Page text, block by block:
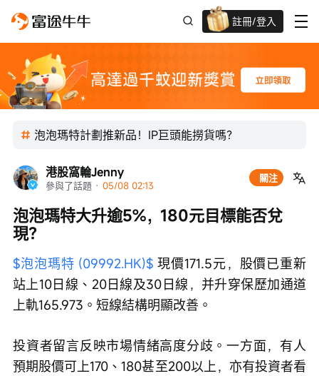
註冊/登入
迎新驚喜賞 股票/BTC等任你揀!
泡泡瑪特計劃推新品！IP巨頭能撈貨嗎？
港股窩輪Jenny
參與了話題 · 05/08 02:13
關注
泡泡瑪特大升逾5%，180元目標能否兌
現？
$泡泡瑪特 (09992.HK)$ 現價171.5元，股價已重新
站上10日線、20日線及30日線，并升穿保歷加通道
上軌165.973。短線結構明顯改善。
投資者留言反映市場情緒高度分歧。一方面，有人
預期股價可上170、180甚至200以上，亦有投資者看